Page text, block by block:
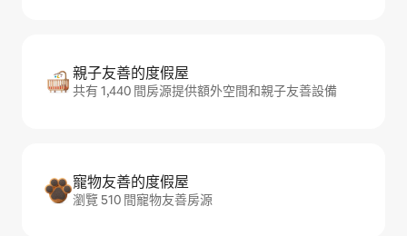
親子友善的度假屋
共有 1,440 間房源提供額外空間和親子友善設備
寵物友善的度假屋
瀏覽 510 間寵物友善房源